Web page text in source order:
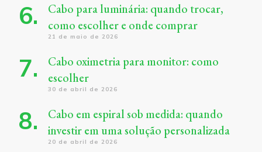
Cabo para luminária: quando trocar,
como escolher e onde comprar
21 de maio de 2026
Cabo oximetria para monitor: como
escolher
30 de abril de 2026
Cabo em espiral sob medida: quando
investir em uma solução personalizada
20 de abril de 2026